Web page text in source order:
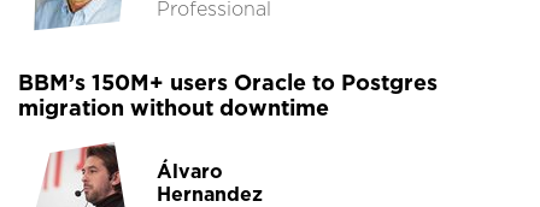
Professional
BBM’s 150M+ users Oracle to Postgres
migration without downtime
Álvaro
Hernandez